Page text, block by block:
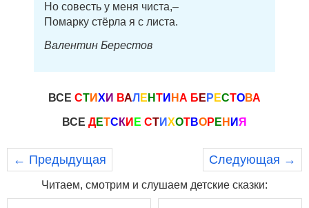
Но совесть у меня чиста,–
Помарку стёрла я с листа.
Валентин Берестов
ВСЕ СТИХ И ВАЛ Е НТИ НА Б Е Р ЕСТОВА
ВСЕ ДЕТС КИ Е СТИХОТВОР Е Н ИЯ
← Предыдущая Следующая →
Читаем, смотрим и слушаем детские сказки: